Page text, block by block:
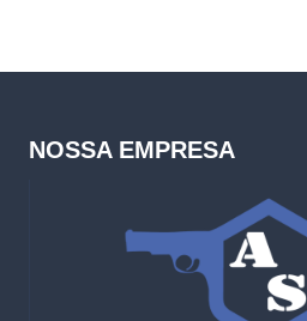
NOSSA EMPRESA